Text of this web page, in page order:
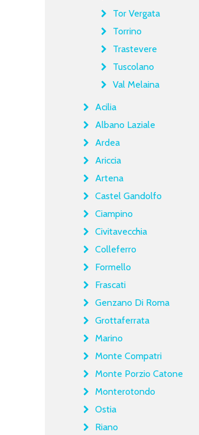
Tor Vergata
Torrino
Trastevere
Tuscolano
Val Melaina
Acilia
Albano Laziale
Ardea
Ariccia
Artena
Castel Gandolfo
Ciampino
Civitavecchia
Colleferro
Formello
Frascati
Genzano Di Roma
Grottaferrata
Marino
Monte Compatri
Monte Porzio Catone
Monterotondo
Ostia
Riano